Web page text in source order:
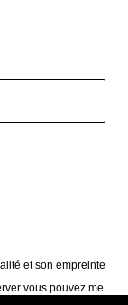
et son empreinte
vous pouvez me